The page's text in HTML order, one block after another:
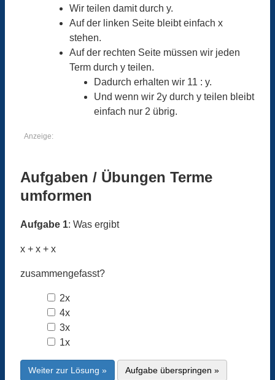
Wir teilen damit durch y.
Auf der linken Seite bleibt einfach x
stehen.
Auf der rechten Seite müssen wir jeden
Term durch y teilen.
Dadurch erhalten wir 11 : y.
Und wenn wir 2y durch y teilen bleibt
einfach nur 2 übrig.
Anzeige:
Aufgaben / Übungen Terme
umformen
Aufgabe 1: Was ergibt
x + x + x
zusammengefasst?
2x
4x
3x
1x
Weiter zur Lösung » Aufgabe überspringen »